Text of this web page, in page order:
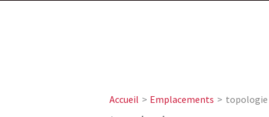
Accueil Emplacements topologie